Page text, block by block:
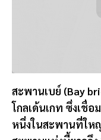
สวนชาญี่ปุ่น
ตั้งขึ้นในปี 1894 จัด